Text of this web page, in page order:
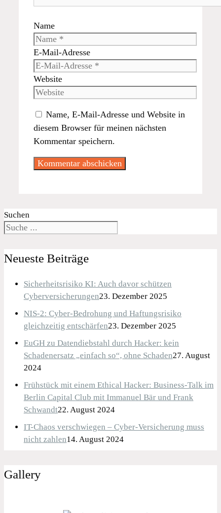
Name
E-Mail-Adresse
Website
Name, E-Mail-Adresse und Website in
diesem Browser für meinen nächsten
Kommentar speichern.
Suchen
Neueste Beiträge
Sicherheitsrisiko KI: Auch davor schützen
Cyberversicherungen23. Dezember 2025
NIS-2: Cyber-Bedrohung und Haftungsrisiko
gleichzeitig entschärfen23. Dezember 2025
EuGH zu Datendiebstahl durch Hacker: kein
Schadenersatz „einfach so“, ohne Schaden27. August
2024
Frühstück mit einem Ethical Hacker: Business-Talk im
Berlin Capital Club mit Immanuel Bär und Frank
Schwandt22. August 2024
IT-Chaos verschwiegen – Cyber-Versicherung muss
nicht zahlen14. August 2024
Gallery